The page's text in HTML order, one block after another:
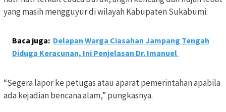
yang masih mengguyur di wilayah Kabupaten Sukabumi.
Baca juga: Delapan Warga Ciasahan Jampang Tengah
Diduga Keracunan, Ini Penjelasan Dr. Imanuel
“Segera lapor ke petugas atau aparat pemerintahan apabila
ada kejadian bencana alam,” pungkasnya.